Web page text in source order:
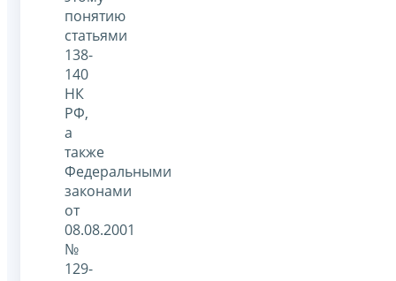
понятию
статьями
138-
140
НК
РФ,
а
также
Федеральными
законами
от
08.08.2001
№
129-